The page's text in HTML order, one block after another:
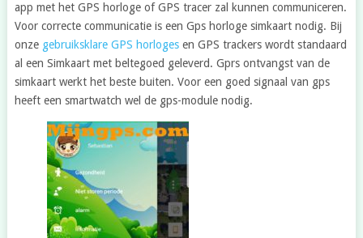
app met het GPS horloge of GPS tracer zal kunnen communiceren.
Voor correcte communicatie is een Gps horloge simkaart nodig. Bij
onze gebruiksklare GPS horlogesen GPS trackers wordt standaard
al een Simkaart met beltegoed geleverd. Gprs ontvangst van de
simkaart werkt het beste buiten. Voor een goed signaal van gps
heeft een smartwatch wel de gps-module nodig.